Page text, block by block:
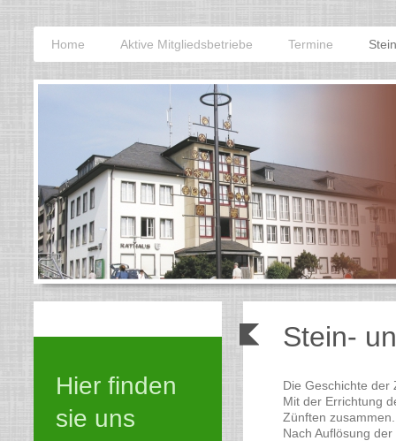
Home Aktive Mitgliedsbetriebe Termine
Stein-
Die Geschichte der
Mit der Errichtung
Zünften zusammen.
Nach Auflösung
Hier finden
sie uns